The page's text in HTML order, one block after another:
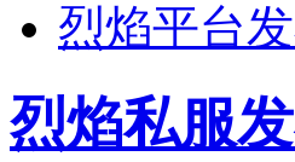
烈焰平台
烈焰私服